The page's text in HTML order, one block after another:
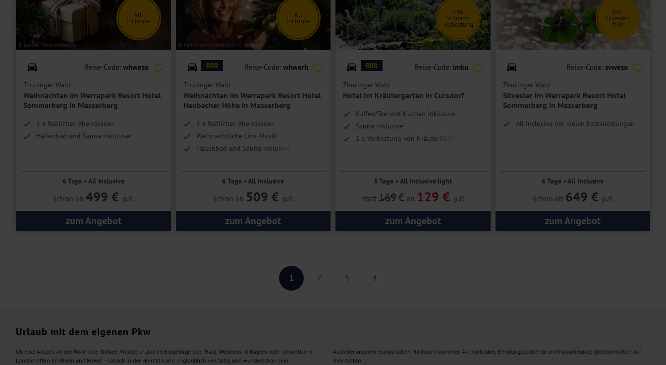
© kuvona - stock.adobe.com
All
Inclusive
Reise-Code: whweso
Thüringer Wald
Weihnachten im Werrapark Resort Hotel
Sommerberg in Masserberg
3 x festliches Abendessen
Hallenbad und Sauna inklusive
6 Tage • All Inclusive
schon ab 499 € p.P.
zum Angebot
© Kalim - stock.adobe.com | KI generiert
All
Inclusive
RRR Reise-Code: whwerh
Thüringer Wald
Weihnachten im Werrapark Resort Hotel
Heubacher Höhe in Masserberg
3 x festliches Abendessen
Weihnachtliche Live-Musik
Hallenbad und Sauna inklusive
6 Tage • All Inclusive
schon ab 509 € p.P.
zum Angebot
© Hotel Im Kräutergarten
Inkl.
Schnaps-
verkostung
RRR Reise-Code: imku
Thüringer Wald
Hotel Im Kräutergarten in Cursdorf
Kaffee/Tee und Kuchen inklusive
Sauna inklusive
1 x Verkostung von Kräuterlikören
5 Tage • All Inclusive light
statt 169€ ab 129 € p.P.
zum Angebot
© drubig-photo - stock.adobe.com
Inkl.
Silvester-
feier
Reise-Code: svweso
Thüringer Wald
Silvester im Werrapark Resort Hotel
Sommerberg in Masserberg
All Inclusive mit vielen Extraleistungen
6 Tage • All Inclusive
schon ab 649 € p.P.
zum Angebot
1 2 3 4
Urlaub mit dem eigenen Pkw
Ob eine Auszeit an der Nord- oder Ostsee, Wanderurlaub im Erzgebirge oder Harz, Wellness in Bayern oder romantische
Landschaften an Rhein und Mosel – Urlaub in der Heimat kann unglaublich vielfältig und wunderschön sein.
Auch bei unseren europäischen Nachbarn kommen Aktivurlauber, Erholungssuchende und Naturfreunde gleichermaßen auf
Ihre Kosten.